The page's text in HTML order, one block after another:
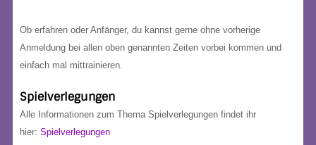
Ob erfahren oder Anfänger, du kannst gerne ohne vorherige
Anmeldung bei allen oben genannten Zeiten vorbei kommen und
einfach mal mittrainieren.
Spielverlegungen
Alle Informationen zum Thema Spielverlegungen findet ihr
hier: Spielverlegungen